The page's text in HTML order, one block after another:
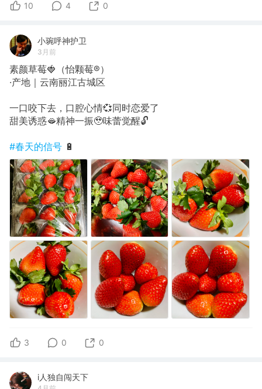
10 4 0
小琬呼神护卫
3月前
素颜草莓🍓（怡颗莓®️）
·产地｜云南丽江古城区
一口咬下去，口腔心情💞同时恋爱了
甜美诱惑🫦精神一振🥹味蕾觉醒🔓
#春天的信号 🔋
3 0 0
i人独自闯天下